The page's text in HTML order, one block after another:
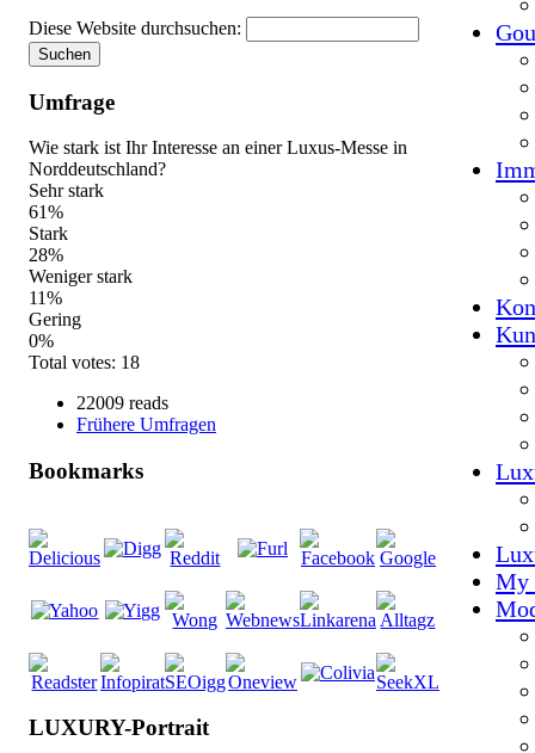
Diese Website durchsuchen:
Umfrage
Wie stark ist Ihr Interesse an einer Luxus-Messe in
Norddeutschland?
Sehr stark
61%
Stark
28%
Weniger stark
11%
Gering
0%
Total votes: 18
22009 reads
Frühere Umfragen
Bookmarks
LUXURY-Portrait
My